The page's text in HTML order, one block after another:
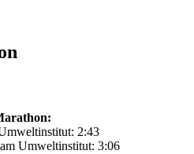
2:43
Umweltinstitut: 3:06